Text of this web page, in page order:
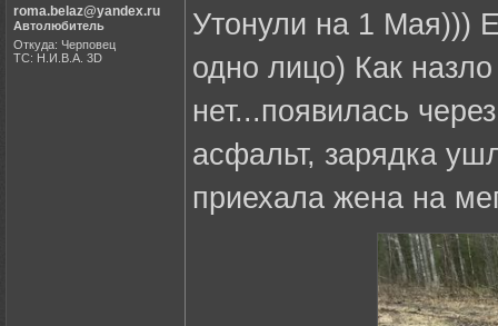
roma.belaz@yandex.ru
Автолюбитель
Откуда: Черповец
ТС: Н.И.В.А. 3D
Утонули на 1 Мая)))
одно лицо) Как
нет...появилась
асфальт, зарядка
приехала жена на